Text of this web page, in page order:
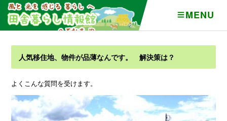
MENU
人気移住地、物件が品薄なんです。 解決策は？
よくこんな質問を受けます。